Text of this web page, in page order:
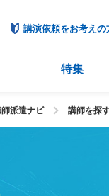
特集
講演依頼をお考えの
派遣ナビ 講師を探